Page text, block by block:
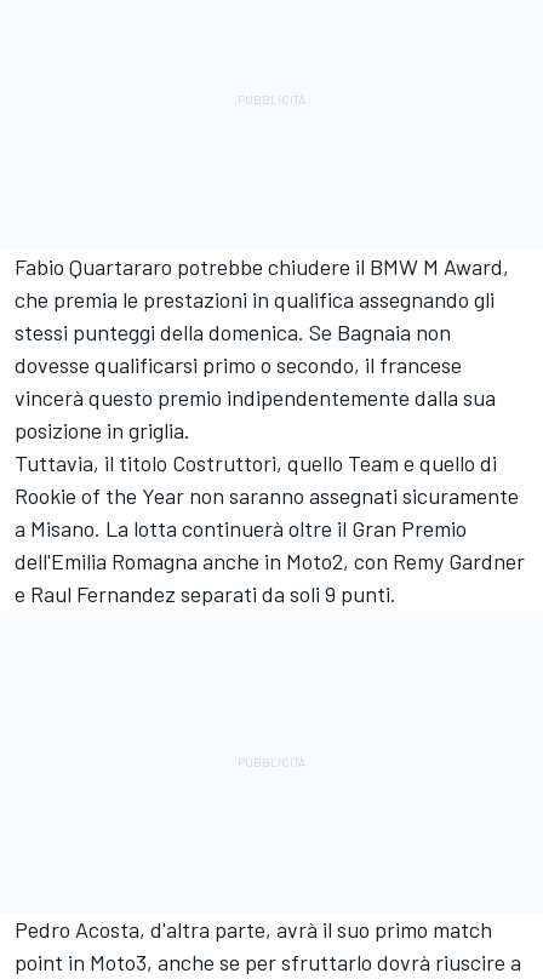
Fabio Quartararo potrebbe chiudere il BMW M Award,
che premia le prestazioni in qualifica assegnando gli
stessi punteggi della domenica. Se Bagnaia non
dovesse qualificarsi primo o secondo, il francese
vincerà questo premio indipendentemente dalla sua
posizione in griglia.
Tuttavia, il titolo Costruttori, quello Team e quello di
Rookie of the Year non saranno assegnati sicuramente
a Misano. La lotta continuerà oltre il Gran Premio
dell'Emilia Romagna anche in Moto2, con Remy Gardner
e Raul Fernandez separati da soli 9 punti.
Pedro Acosta, d'altra parte, avrà il suo primo match
point in Moto3, anche se per sfruttarlo dovrà riuscire a